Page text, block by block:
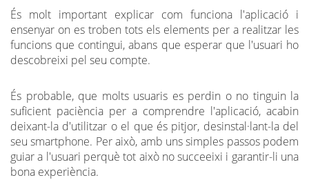
És molt important explicar com funciona l'aplicació i
ensenyar on es troben tots els elements per a realitzar les
funcions que contingui, abans que esperar que l'usuari ho
descobreixi pel seu compte.
És probable, que molts usuaris es perdin o no tinguin la
suficient paciència per a comprendre l'aplicació, acabin
deixant-la d'utilitzar o el que és pitjor, desinstal·lant-la del
seu smartphone. Per això, amb uns simples passos podem
guiar a l'usuari perquè tot això no succeeixi i garantir-li una
bona experiència.